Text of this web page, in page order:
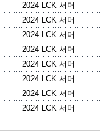
2024 LCK 서머
2024 LCK 서머
2024 LCK 서머
2024 LCK 서머
2024 LCK 서머
2024 LCK 서머
2024 LCK 서머
2024 LCK 서머